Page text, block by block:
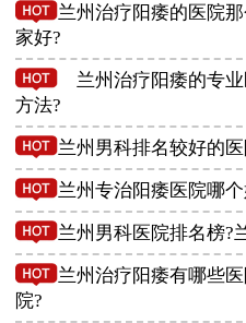
兰州治疗阳痿的医院
家好?
兰州治疗阳痿的专业
方法?
兰州男科排名较好的
兰州专治阳痿医院哪
兰州男科医院排名榜?
兰州治疗阳痿有哪些
院?